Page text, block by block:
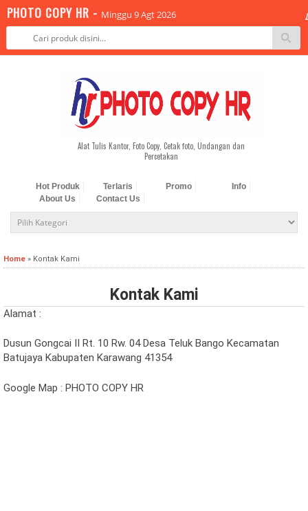
PHOTO COPY HR - Minggu 9 Agt 2026
Alat Tulis Kantor, Foto Copy, Cetak foto, Undangan dan
Percetakan
Hot Produk Terlaris Promo
Info
About Us
Contact Us
Home » Kontak Kami
Kontak Kami
Alamat :
Dusun Gongcai II Rt. 10 Rw. 04 Desa Teluk Bango Kecamatan
Batujaya Kabupaten Karawang 41354
Google Map : PHOTO COPY HR